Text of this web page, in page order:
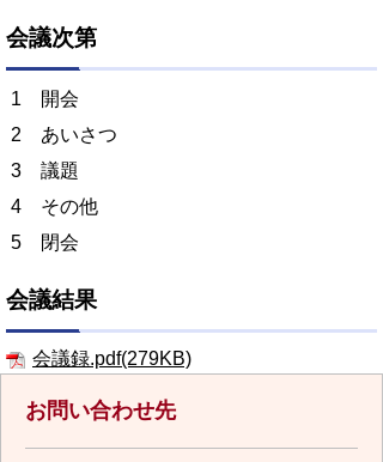
会議次第
1 開会
2 あいさつ
3 議題
4 その他
5 閉会
会議結果
会議録.pdf(279KB)
お問い合わせ先